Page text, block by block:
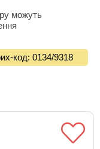
можуть
код: 0134/9318